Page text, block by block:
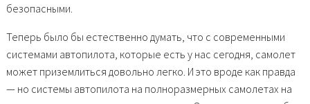
безопасными.
Теперь было бы естественно думать, что с современными
системами автопилота, которые есть у нас сегодня, самолет
может приземлиться довольно легко. И это вроде как правда
— но системы автопилота на полноразмерных самолетах на